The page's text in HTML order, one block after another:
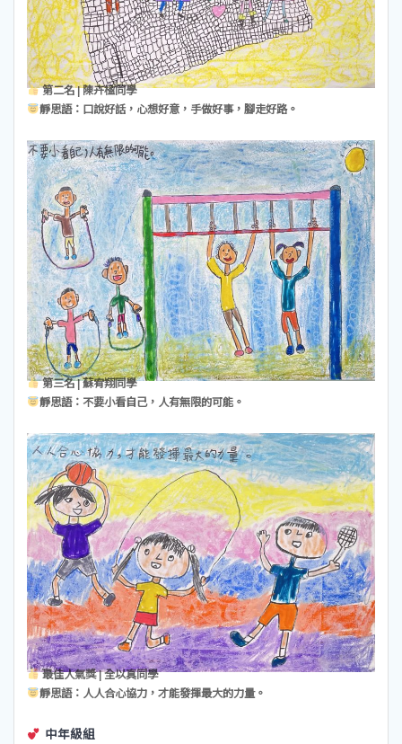
第二名 | 陳卉楹同學
靜思語：口說好話，心想好意，手做好事，腳走好路。
第三名 | 蘇宥翔同學
靜思語：不要小看自己，人有無限的可能。
最佳人氣獎 | 全以真同學
靜思語：人人合心協力，才能發揮最大的力量。
中年級組